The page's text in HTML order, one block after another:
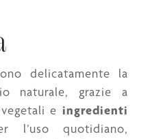
delicatamente la
naturale, grazie a
e ingredienti
l’uso quotidiano,